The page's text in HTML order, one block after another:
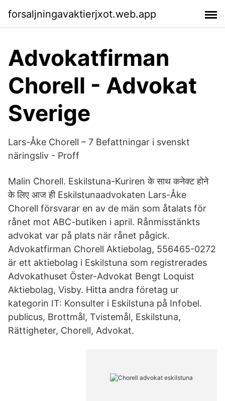
forsaljningavaktierjxot.web.app
Advokatfirman
Chorell - Advokat
Sverige
Lars-Åke Chorell – 7 Befattningar i svenskt
näringsliv - Proff
Malin Chorell. Eskilstuna-Kuriren के साथ कनेक्ट होने
के लिए आज ही Eskilstunaadvokaten Lars-Åke
Chorell försvarar en av de män som åtalats för
rånet mot ABC-butiken i april. Rånmisstänkts
advokat var på plats när rånet pågick.
Advokatfirman Chorell Aktiebolag, 556465-0272
är ett aktiebolag i Eskilstuna som registrerades
Advokathuset Öster-Advokat Bengt Loquist
Aktiebolag, Visby. Hitta andra företag ur
kategorin IT: Konsulter i Eskilstuna på Infobel.
publicus, Brottmål, Tvistemål, Eskilstuna,
Rättigheter, Chorell, Advokat.